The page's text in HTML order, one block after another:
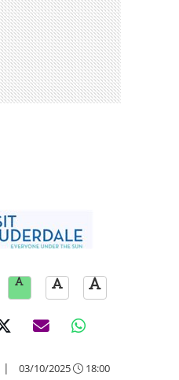
| 03/10/2025 18:00